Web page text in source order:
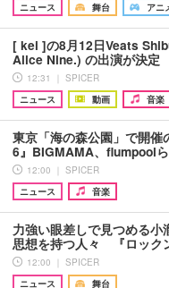
ニュース
舞台 アニ
[ kei ]の8月12日Veats
Alice Nine.) の出演が決定
12:31 ｜ SPICER
ニュース
動画 音楽
東京「海の森公園」で開催
6』BIGMAMA、flumpool
12:00 ｜ SPICER
ニュース
音楽
力強い眼差しで見つめる
思想を持つ人々 『ロック
12:00 ｜ SPICER
ニュース
舞台